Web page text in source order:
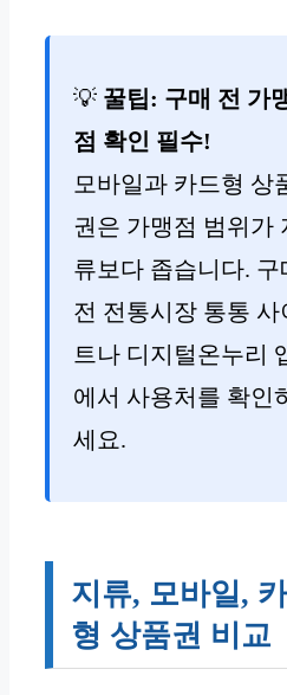
💡 꿀팁: 구매 전 가
점 확인 필수!
모바일과 카드형 상
권은 가맹점 범위가
류보다 좁습니다. 구
전 전통시장 통통 사
트나 디지털온누리
에서 사용처를 확인
세요.
지류, 모바일,
형 상품권 비교